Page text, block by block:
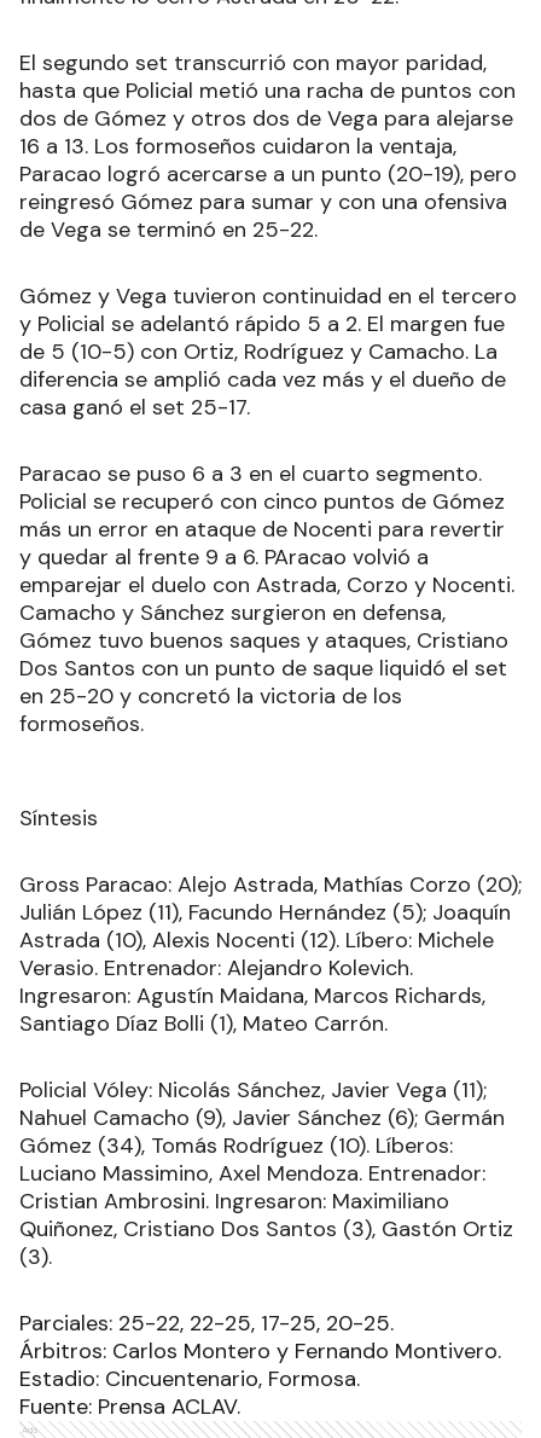
El segundo set transcurrió con mayor paridad,
hasta que Policial metió una racha de puntos con
dos de Gómez y otros dos de Vega para alejarse
16 a 13. Los formoseños cuidaron la ventaja,
Paracao logró acercarse a un punto (20-19), pero
reingresó Gómez para sumar y con una ofensiva
de Vega se terminó en 25-22.
Gómez y Vega tuvieron continuidad en el tercero
y Policial se adelantó rápido 5 a 2. El margen fue
de 5 (10-5) con Ortiz, Rodríguez y Camacho. La
diferencia se amplió cada vez más y el dueño de
casa ganó el set 25-17.
Paracao se puso 6 a 3 en el cuarto segmento.
Policial se recuperó con cinco puntos de Gómez
más un error en ataque de Nocenti para revertir
y quedar al frente 9 a 6. PAracao volvió a
emparejar el duelo con Astrada, Corzo y Nocenti.
Camacho y Sánchez surgieron en defensa,
Gómez tuvo buenos saques y ataques, Cristiano
Dos Santos con un punto de saque liquidó el set
en 25-20 y concretó la victoria de los
formoseños.
Síntesis
Gross Paracao: Alejo Astrada, Mathías Corzo (20);
Julián López (11), Facundo Hernández (5); Joaquín
Astrada (10), Alexis Nocenti (12). Líbero: Michele
Verasio. Entrenador: Alejandro Kolevich.
Ingresaron: Agustín Maidana, Marcos Richards,
Santiago Díaz Bolli (1), Mateo Carrón.
Policial Vóley: Nicolás Sánchez, Javier Vega (11);
Nahuel Camacho (9), Javier Sánchez (6); Germán
Gómez (34), Tomás Rodríguez (10). Líberos:
Luciano Massimino, Axel Mendoza. Entrenador:
Cristian Ambrosini. Ingresaron: Maximiliano
Quiñonez, Cristiano Dos Santos (3), Gastón Ortiz
(3).
Parciales: 25-22, 22-25, 17-25, 20-25.
Árbitros: Carlos Montero y Fernando Montivero.
Estadio: Cincuentenario, Formosa.
Fuente: Prensa ACLAV.
Ads